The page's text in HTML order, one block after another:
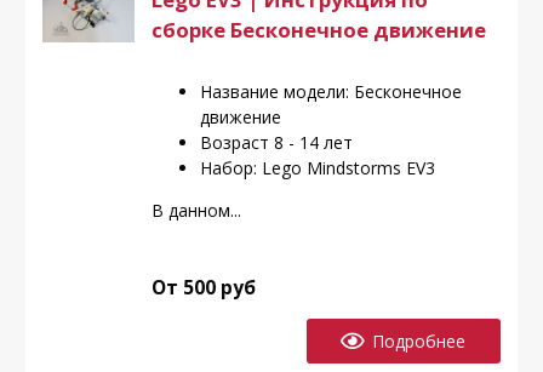
сборке Бесконечное движение
Название модели: Бесконечное
движение
Возраст 8 - 14 лет
Набор: Lego Mindstorms EV3
В данном...
От 500 руб
Подробнее